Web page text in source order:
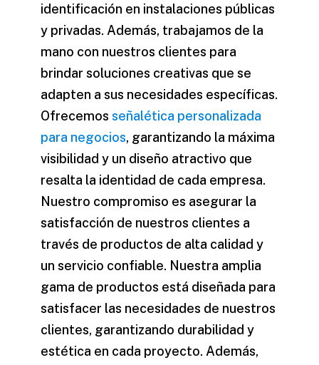
identificación en instalaciones públicas
y privadas. Además, trabajamos de la
mano con nuestros clientes para
brindar soluciones creativas que se
adapten a sus necesidades específicas.
Ofrecemos señalética personalizada
para negocios, garantizando la máxima
visibilidad y un diseño atractivo que
resalta la identidad de cada empresa.
Nuestro compromiso es asegurar la
satisfacción de nuestros clientes a
través de productos de alta calidad y
un servicio confiable. Nuestra amplia
gama de productos está diseñada para
satisfacer las necesidades de nuestros
clientes, garantizando durabilidad y
estética en cada proyecto. Además,